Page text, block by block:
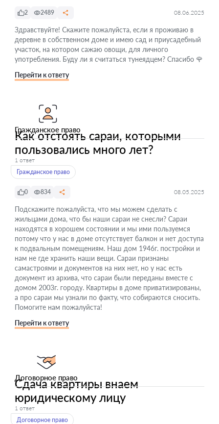
2 2489 08.06.2025
Здравствуйте! Скажите пожалуйста, если я проживаю в
деревне в собственном доме и имею сад и приусадебный
участок, на котором сажаю овощи, для личного
употребления. Буду ли я считаться тунеядцем? Спасибо 🌹
Перейти к ответу
Гражданское право
Как отстоять сараи, которыми
пользовались много лет?
1 ответ
Гражданское право
0 834 08.05.2025
Подскажите пожалуйста, что мы можем сделать с
жильцами дома, что бы наши сараи не снесли? Сараи
находятся в хорошем состоянии и мы ими пользуемся
потому что у нас в доме отсутствует балкон и нет доступа
к подвальным помещениям. Наш дом 1946г. постройки и
нам не где хранить наши вещи. Сараи признаны
самастроями и документов на них нет, но у нас есть
документ из архива, что сараи были переданы вместе с
домом 2003г. городу. Квартиры в доме приватизированы,
а про сараи мы узнали по факту, что собираются сносить.
Помогите нам пожалуйста!
Перейти к ответу
Договорное право
Сдача квартиры внаем
юридическому лицу
1 ответ
Договорное право